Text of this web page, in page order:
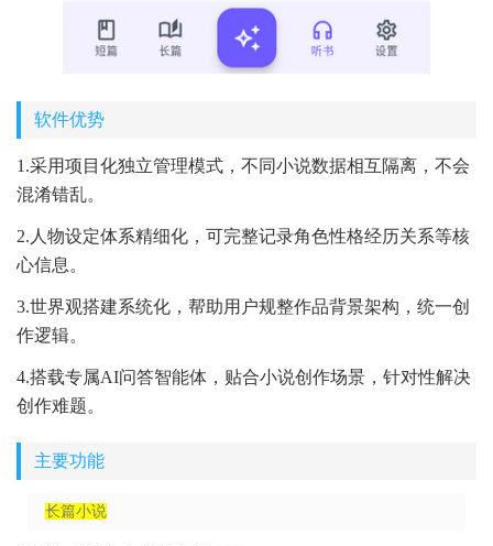
软件优势
1.采用项目化独立管理模式，不同小说数据相互隔离，不会
混淆错乱。
2.人物设定体系精细化，可完整记录角色性格经历关系等核
心信息。
3.世界观搭建系统化，帮助用户规整作品背景架构，统一创
作逻辑。
4.搭载专属AI问答智能体，贴合小说创作场景，针对性解决
创作难题。
主要功能
长篇小说